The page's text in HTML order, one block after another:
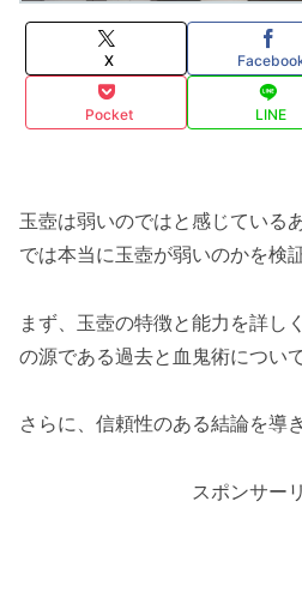
X
Pocket LINE
玉壺は弱いのではと感じている
では本当に玉壺が弱いのかを検
まず、玉壺の特徴と能力を詳し
の源である過去と血鬼術につい
さらに、信頼性のある結論を導
スポンサー